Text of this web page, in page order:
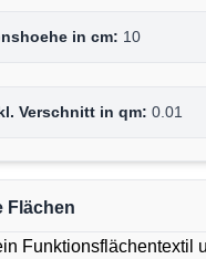
in cm: 10
Verschnitt in qm: 0.01
Flächen
Funktionsflächentextil